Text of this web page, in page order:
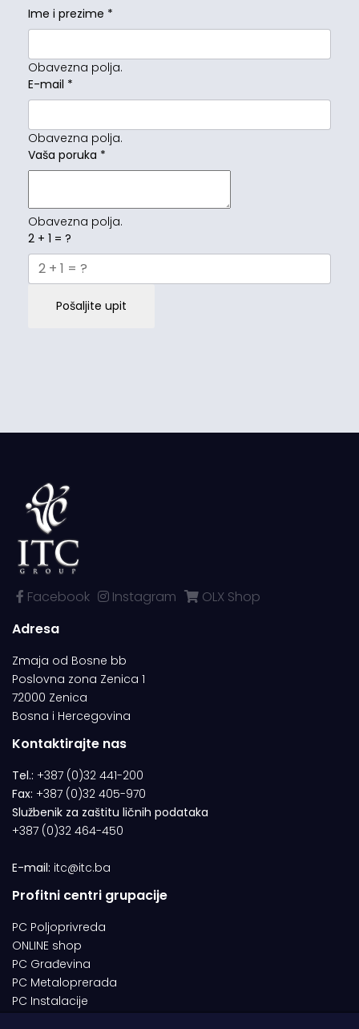
Ime i prezime *
Obavezna polja.
E-mail *
Obavezna polja.
Vaša poruka *
Obavezna polja.
2 + 1 = ?
Pošaljite upit
Facebook Instagram
OLX Shop
Adresa
Zmaja od Bosne bb
Poslovna zona Zenica 1
72000 Zenica
Bosna i Hercegovina
Kontaktirajte nas
Tel.: +387 (0)32 441-200
Fax: +387 (0)32 405-970
Službenik za zaštitu ličnih podataka
+387 (0)32 464-450
E-mail: itc@itc.ba
Profitni centri grupacije
PC Poljoprivreda
ONLINE shop
PC Građevina
PC Metaloprerada
PC Instalacije